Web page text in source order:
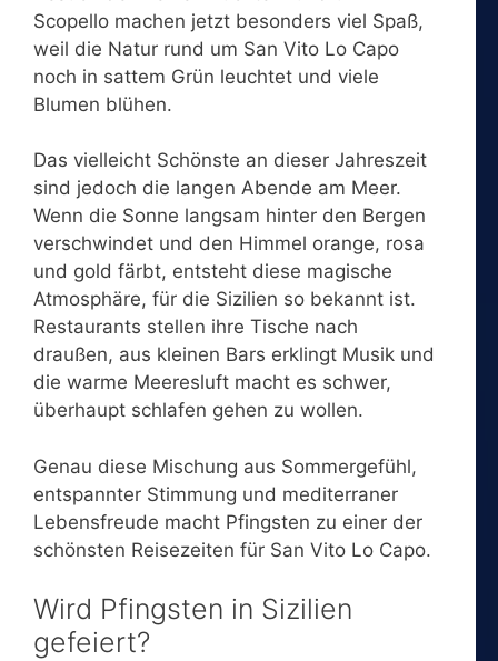
Scopello machen jetzt besonders viel Spaß,
weil die Natur rund um San Vito Lo Capo
noch in sattem Grün leuchtet und viele
Blumen blühen.
Das vielleicht Schönste an dieser Jahreszeit
sind jedoch die langen Abende am Meer.
Wenn die Sonne langsam hinter den Bergen
verschwindet und den Himmel orange, rosa
und gold färbt, entsteht diese magische
Atmosphäre, für die Sizilien so bekannt ist.
Restaurants stellen ihre Tische nach
draußen, aus kleinen Bars erklingt Musik und
die warme Meeresluft macht es schwer,
überhaupt schlafen gehen zu wollen.
Genau diese Mischung aus Sommergefühl,
entspannter Stimmung und mediterraner
Lebensfreude macht Pfingsten zu einer der
schönsten Reisezeiten für San Vito Lo Capo.
Wird Pfingsten in Sizilien
gefeiert?